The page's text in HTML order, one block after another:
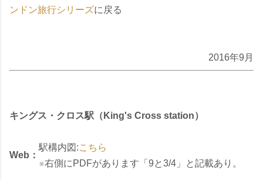
ンドン旅行シリーズに戻る
2016年9月
キングス・クロス駅（King's Cross station）
Web：
駅構内図:こちら
※右側にPDFがあります「9と3/4」と記載あり。